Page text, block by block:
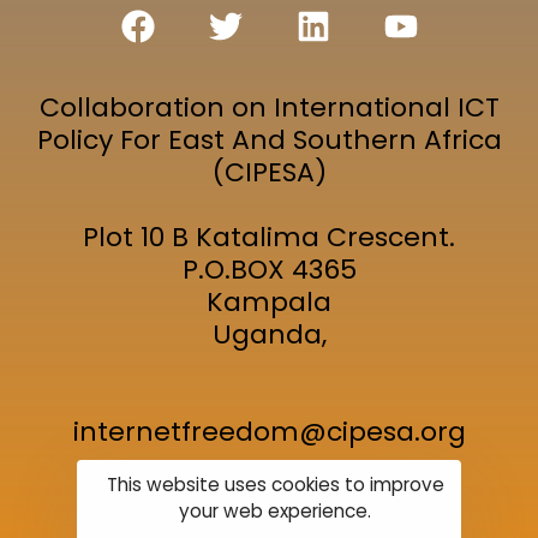
Collaboration on International ICT
Policy For East And Southern Africa
(CIPESA)
Plot 10 B Katalima Crescent.
P.O.BOX 4365
Kampala
Uganda,
internetfreedom@cipesa.org
This website uses cookies to improve
your web experience.